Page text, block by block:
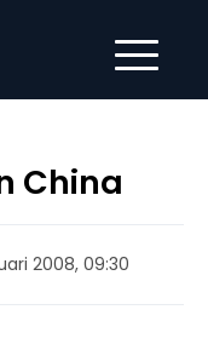
China
2008, 09:30